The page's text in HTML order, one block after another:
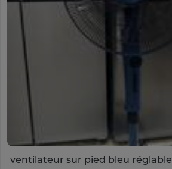
ventilateur sur pied bleu réglable